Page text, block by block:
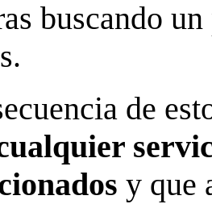
buscando
de
y que